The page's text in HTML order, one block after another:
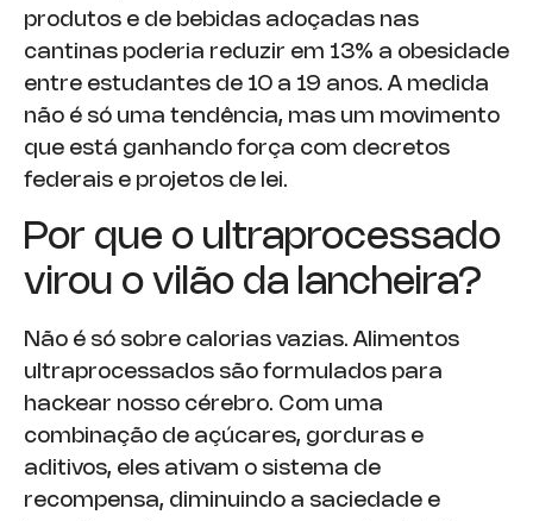
produtos e de bebidas adoçadas nas
cantinas poderia reduzir em 13% a obesidade
entre estudantes de 10 a 19 anos. A medida
não é só uma tendência, mas um movimento
que está ganhando força com decretos
federais e projetos de lei.
Por que o ultraprocessado
virou o vilão da lancheira?
Não é só sobre calorias vazias. Alimentos
ultraprocessados são formulados para
hackear nosso cérebro. Com uma
combinação de açúcares, gorduras e
aditivos, eles ativam o sistema de
recompensa, diminuindo a saciedade e